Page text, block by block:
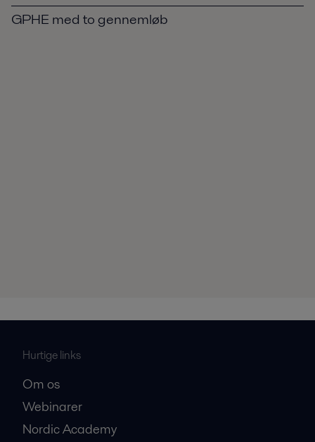
GPHE med to gennemløb
Hurtige links
Om os
Webinarer
Nordic Academy